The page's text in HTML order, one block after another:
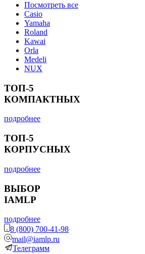
Посмотреть все
Casio
Yamaha
Roland
Kawai
Orla
Medeli
NUX
ТОП-5
КОМПАКТНЫХ
подробнее
ТОП-5
КОРПУСНЫХ
подробнее
ВЫБОР
IAMLP
подробнее
8 (800) 700-41-98
mail@iamlp.ru
Телеграмм